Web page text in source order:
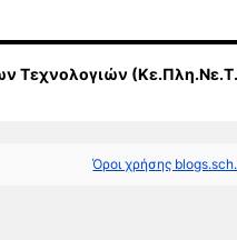
Τεχνολογιών
Όροι χρήσης